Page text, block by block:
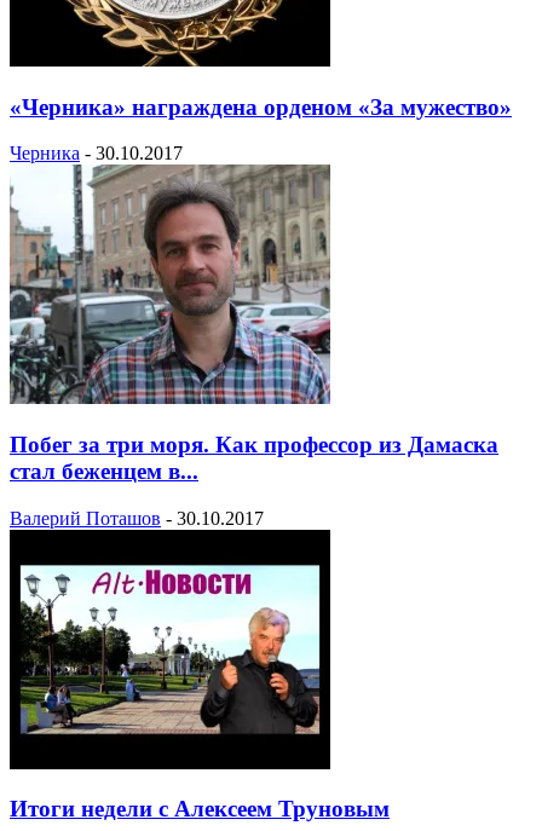
«Черника» награждена орденом «За мужество»
Черника - 30.10.2017
Побег за три моря. Как профессор из Дамаска
стал беженцем в...
Валерий Поташов - 30.10.2017
Итоги недели с Алексеем Труновым